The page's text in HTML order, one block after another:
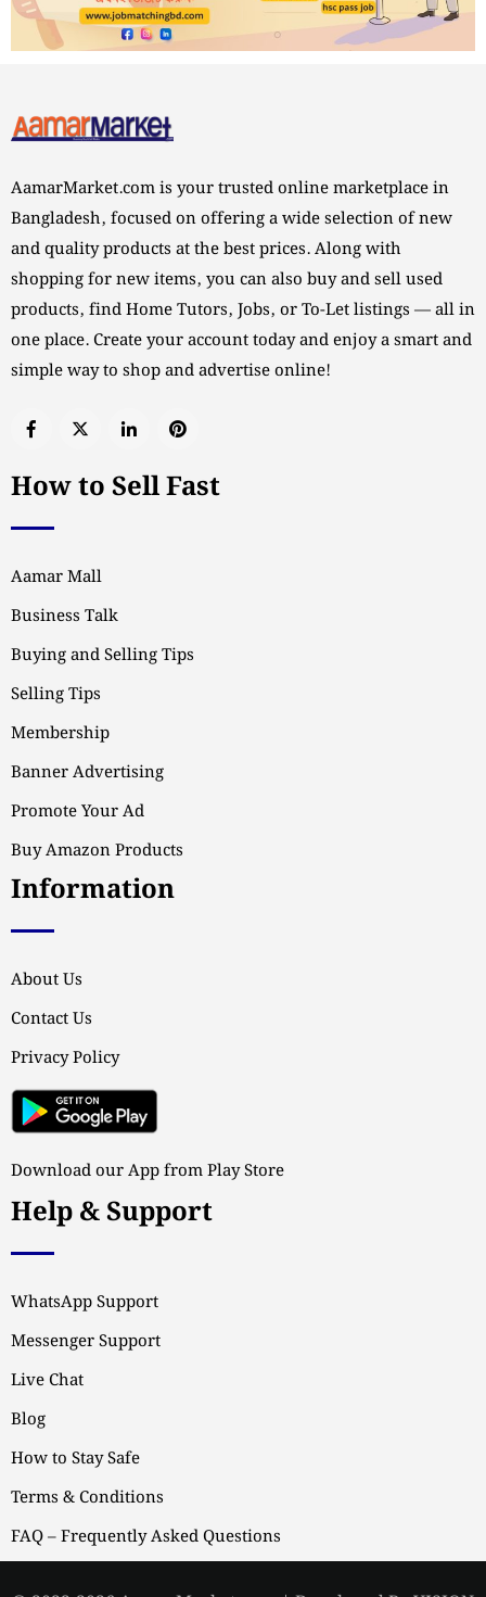
AamarMarket.com is your trusted online marketplace in
Bangladesh, focused on offering a wide selection of new
and quality products at the best prices. Along with
shopping for new items, you can also buy and sell used
products, find Home Tutors, Jobs, or To-Let listings — all in
one place. Create your account today and enjoy a smart and
simple way to shop and advertise online!
How to Sell Fast
Aamar Mall
Business Talk
Buying and Selling Tips
Selling Tips
Membership
Banner Advertising
Promote Your Ad
Buy Amazon Products
Information
About Us
Contact Us
Privacy Policy
Download our App from Play Store
Help & Support
WhatsApp Support
Messenger Support
Live Chat
Blog
How to Stay Safe
Terms & Conditions
FAQ – Frequently Asked Questions